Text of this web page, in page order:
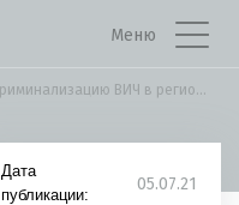
Меню
Как минимизировать криминализацию ВИЧ в регионе ВЕЦА?...
Дата
публикации:
05.07.21